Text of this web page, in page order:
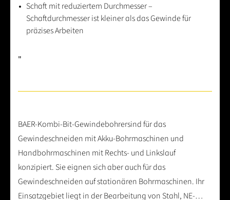
Schaft mit reduziertem Durchmesser –
Schaftdurchmesser ist kleiner als das Gewinde für
präzises Arbeiten
"
BAER-Kombi-Bit-Gewindebohrersind für das
Gewindeschneiden mit Akku-Bohrmaschinen und
Handbohrmaschinen mit Rechts- und Linkslauf
konzipiert. Sie eignen sich aber auch für das
Gewindeschneiden auf stationären Bohrmaschinen. Ihr
Einsatzgebiet liegt in der Bearbeitung von Stahl, NE-